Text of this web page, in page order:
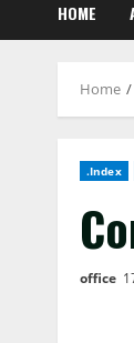
HOME
Home
.Index
office